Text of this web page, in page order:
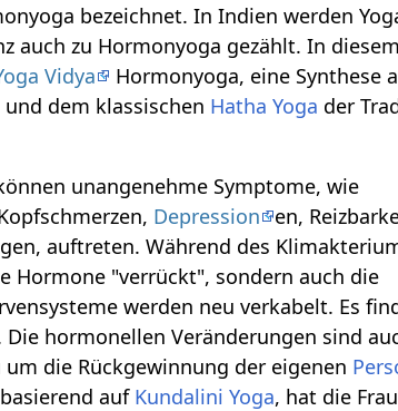
bezeichnet. In Indien werden
auch zu Hormonyoga gezählt. In
Vidya
Hormonyoga, eine Synthese
dem klassischen Hatha Yoga der
unangenehme Symptome, wie
Depression
en,
auftreten. Während des
Hormone "verrückt", sondern auch die
werden neu verkabelt. Es
hormonellen Veränderungen sind
die Rückgewinnung der eigenen
auf Kundalini Yoga, hat die